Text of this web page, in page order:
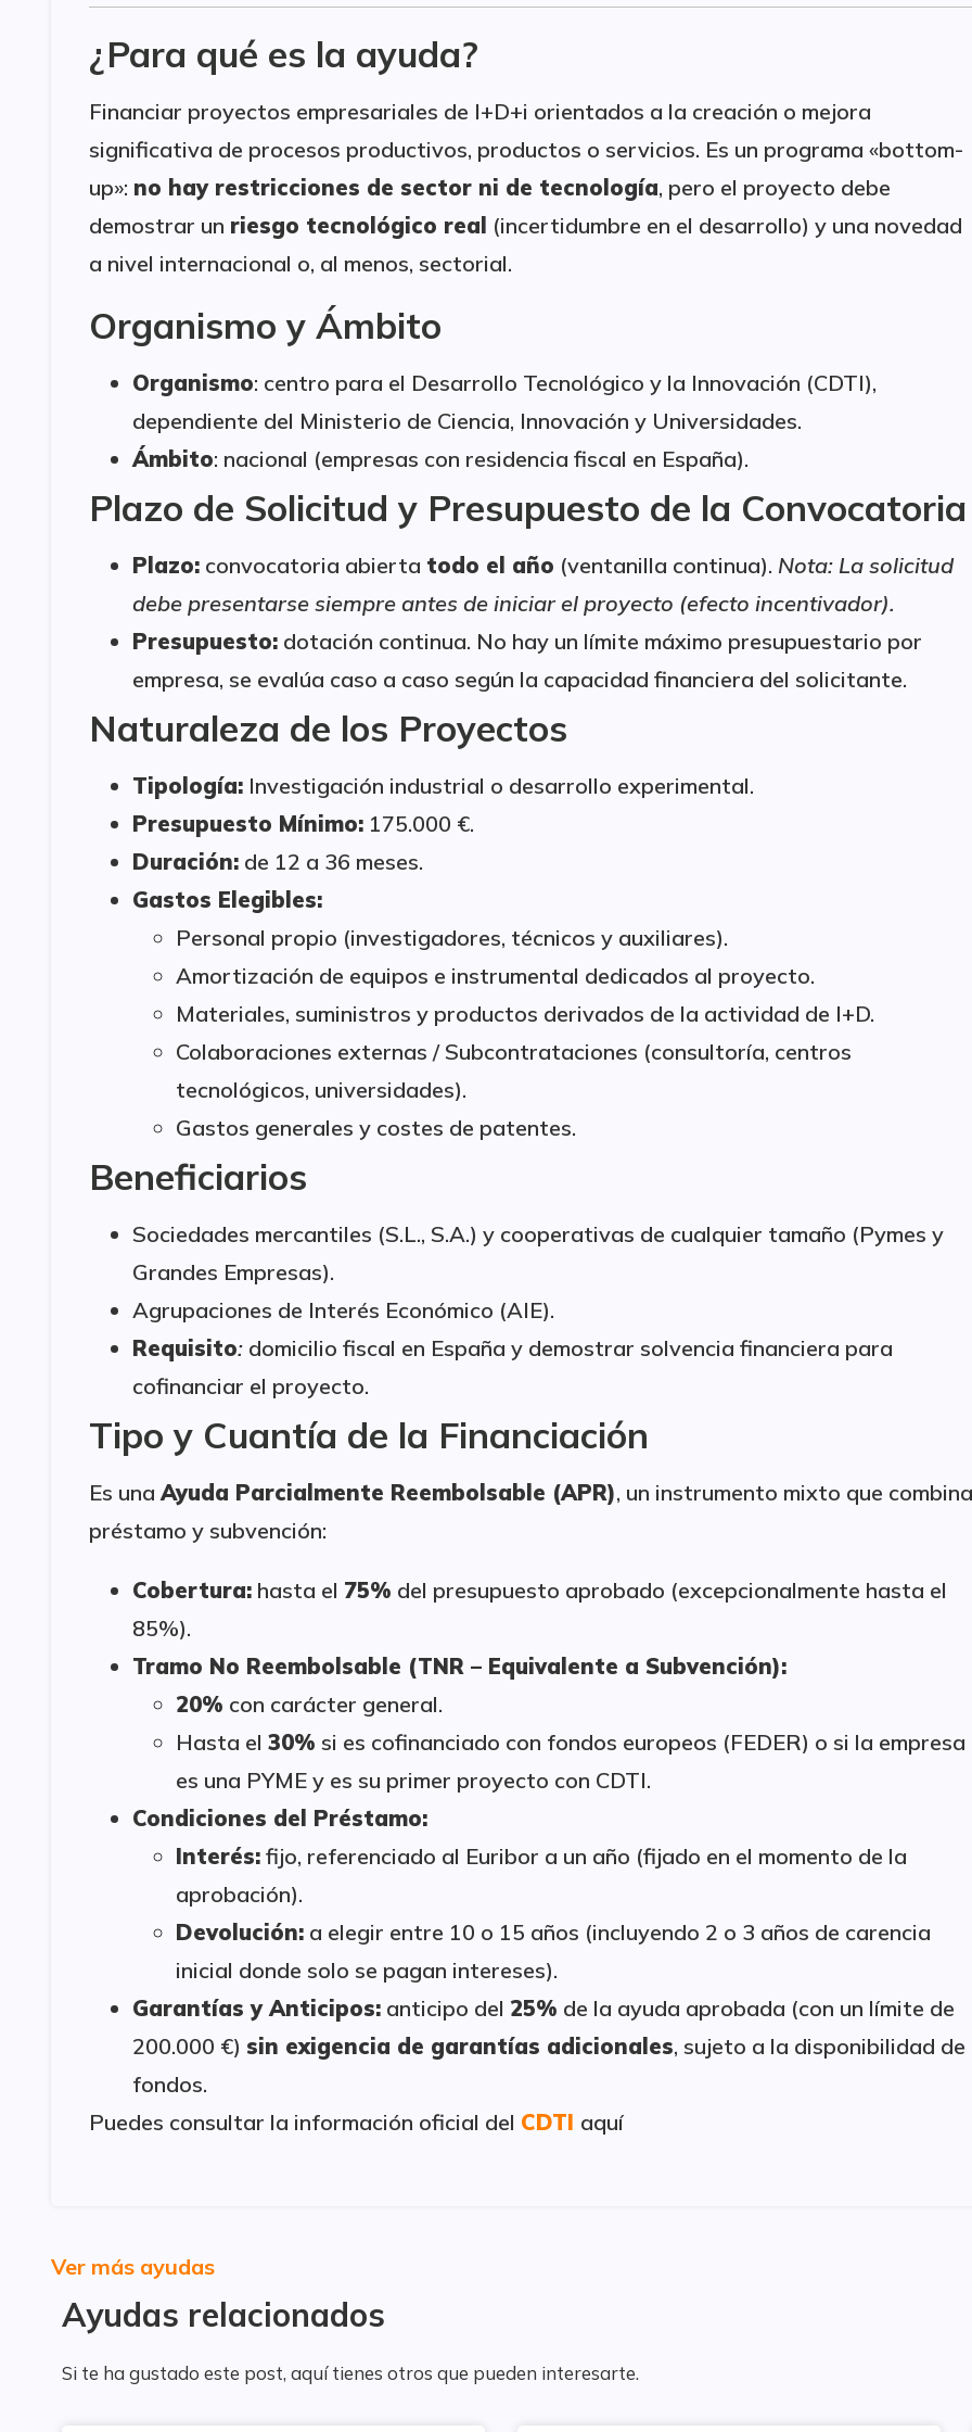
¿Para qué es la ayuda?
Financiar proyectos empresariales de I+D+i orientados a la creación o mejora
significativa de procesos productivos, productos o servicios. Es un programa «bottom-
up»: no hay restricciones de sector ni de tecnología, pero el proyecto debe
demostrar un riesgo tecnológico real (incertidumbre en el desarrollo) y una novedad
a nivel internacional o, al menos, sectorial.
Organismo y Ámbito
Organismo: centro para el Desarrollo Tecnológico y la Innovación (CDTI),
dependiente del Ministerio de Ciencia, Innovación y Universidades.
Ámbito: nacional (empresas con residencia fiscal en España).
Plazo de Solicitud y Presupuesto de la Convocatoria
Plazo: convocatoria abierta todo el año (ventanilla continua). Nota: La solicitud
debe presentarse siempre antes de iniciar el proyecto (efecto incentivador).
Presupuesto: dotación continua. No hay un límite máximo presupuestario por
empresa, se evalúa caso a caso según la capacidad financiera del solicitante.
Naturaleza de los Proyectos
Tipología: Investigación industrial o desarrollo experimental.
Presupuesto Mínimo: 175.000 €.
Duración: de 12 a 36 meses.
Gastos Elegibles:
Personal propio (investigadores, técnicos y auxiliares).
Amortización de equipos e instrumental dedicados al proyecto.
Materiales, suministros y productos derivados de la actividad de I+D.
Colaboraciones externas / Subcontrataciones (consultoría, centros
tecnológicos, universidades).
Gastos generales y costes de patentes.
Beneficiarios
Sociedades mercantiles (S.L., S.A.) y cooperativas de cualquier tamaño (Pymes y
Grandes Empresas).
Agrupaciones de Interés Económico (AIE).
Requisito: domicilio fiscal en España y demostrar solvencia financiera para
cofinanciar el proyecto.
Tipo y Cuantía de la Financiación
Es unaAyuda Parcialmente Reembolsable (APR), un instrumento mixto que combina
préstamo y subvención:
Cobertura: hasta el 75% del presupuesto aprobado (excepcionalmente hasta el
85%).
Tramo No Reembolsable (TNR – Equivalente a Subvención):
20% con carácter general.
Hasta el 30% si es cofinanciado con fondos europeos (FEDER) o si la empresa
es una PYME y es su primer proyecto con CDTI.
Condiciones del Préstamo:
Interés: fijo, referenciado al Euribor a un año (fijado en el momento de la
aprobación).
Devolución: a elegir entre 10 o 15 años (incluyendo 2 o 3 años de carencia
inicial donde solo se pagan intereses).
Garantías y Anticipos: anticipo del 25% de la ayuda aprobada (con un límite de
200.000 €) sin exigencia de garantías adicionales, sujeto a la disponibilidad de
fondos.
Puedes consultar la información oficial del CDTI aquí
Ayudas relacionados
Ver más ayudas
Si te ha gustado este post, aquí tienes otros que pueden interesarte.